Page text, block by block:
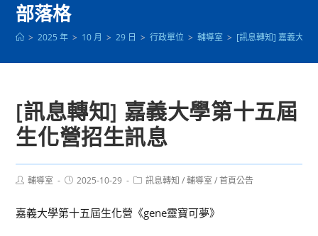
部落格
> 2025 年 > 10 月 > 29 日 > 行政單位 > 輔導室 > [訊息轉知] 嘉義大學
[訊息轉知] 嘉義大學第十五屆
生化營招生訊息
Post輔導室
Post2025-10-29
Post訊息轉知 / 輔導室 / 首頁公告
嘉義大學第十五屆生化營《gene靈寶可夢》